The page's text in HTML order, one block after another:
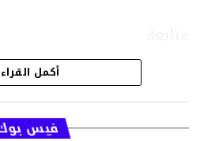
قسم الاخبار
أكمل
فيس